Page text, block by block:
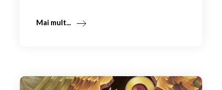
Mai mult...